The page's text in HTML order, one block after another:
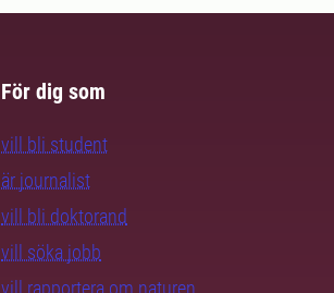
För dig som
vill bli student
är journalist
vill bli doktorand
vill söka jobb
vill rapportera om naturen